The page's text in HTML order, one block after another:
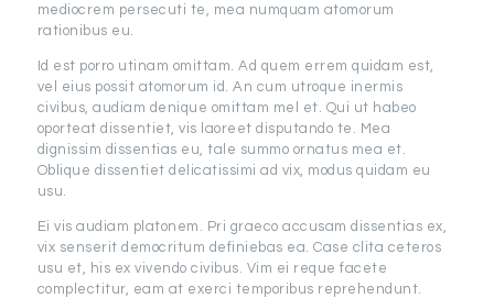
mediocrem persecuti te, mea numquam atomorum
rationibus eu.
Id est porro utinam omittam. Ad quem errem quidam est,
vel eius possit atomorum id. An cum utroque inermis
civibus, audiam denique omittam mel et. Qui ut habeo
oporteat dissentiet, vis laoreet disputando te. Mea
dignissim dissentias eu, tale summo ornatus mea et.
Oblique dissentiet delicatissimi ad vix, modus quidam eu
usu.
Ei vis audiam platonem. Pri graeco accusam dissentias ex,
vix senserit democritum definiebas ea. Case clita ceteros
usu et, his ex vivendo civibus. Vim ei reque facete
complectitur, eam at exerci temporibus reprehendunt.